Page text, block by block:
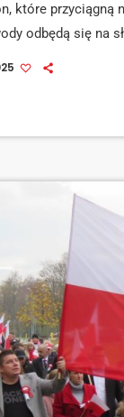
które przyciągną
odbędą się na
warunków do